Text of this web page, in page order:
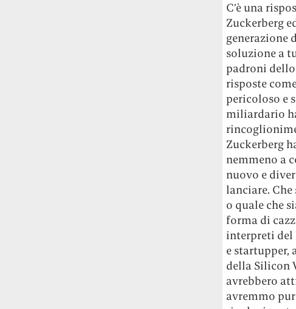
C’è una
Zuckerberg
generazione
soluzione a
padroni dello
risposte
pericoloso e
miliardario
Zuckerberg
nemmeno a
nuovo e
lanciare.
o quale che
forma di
interpreti del
e startupper,
della Silicon
avrebbero
avremmo